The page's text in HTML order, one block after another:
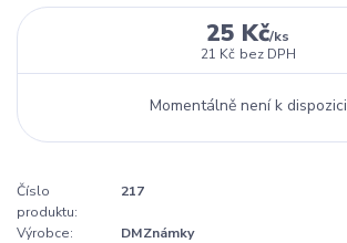
25 Kč/ks
21 Kč bez DPH
Momentálně není k dispozici
Číslo
produktu:
217
Výrobce: DMZnámky